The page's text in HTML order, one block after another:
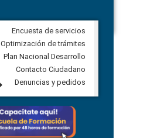
Veeduría para vigilar los acuerdos,
derivados de la Audiencia Pública
comunidad Urbina, parroquia la
Carolina
5 agosto, 2026
Next
Encuesta de servicios
Optimización de trámites
Plan Nacional Desarrollo
Contacto Ciudadano
Denuncias y pedidos